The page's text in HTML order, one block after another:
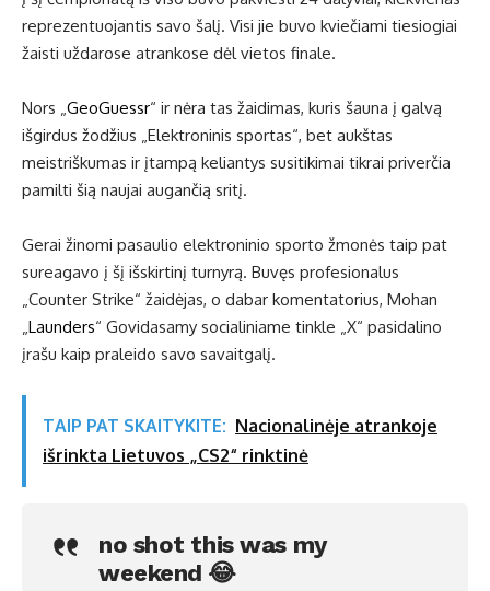
reprezentuojantis savo šalį. Visi jie buvo kviečiami tiesiogiai
žaisti uždarose atrankose dėl vietos finale.
Nors „GeoGuessr“ ir nėra tas žaidimas, kuris šauna į galvą
išgirdus žodžius „Elektroninis sportas“, bet aukštas
meistriškumas ir įtampą keliantys susitikimai tikrai priverčia
pamilti šią naujai augančią sritį.
Gerai žinomi pasaulio elektroninio sporto žmonės taip pat
sureagavo į šį išskirtinį turnyrą. Buvęs profesionalus
„Counter Strike“ žaidėjas, o dabar komentatorius, Mohan
„Launders“ Govidasamy socialiniame tinkle „X“ pasidalino
įrašu kaip praleido savo savaitgalį.
TAIP PAT SKAITYKITE: Nacionalinėje atrankoje
išrinkta Lietuvos „CS2“ rinktinė
no shot this was my
weekend 😂